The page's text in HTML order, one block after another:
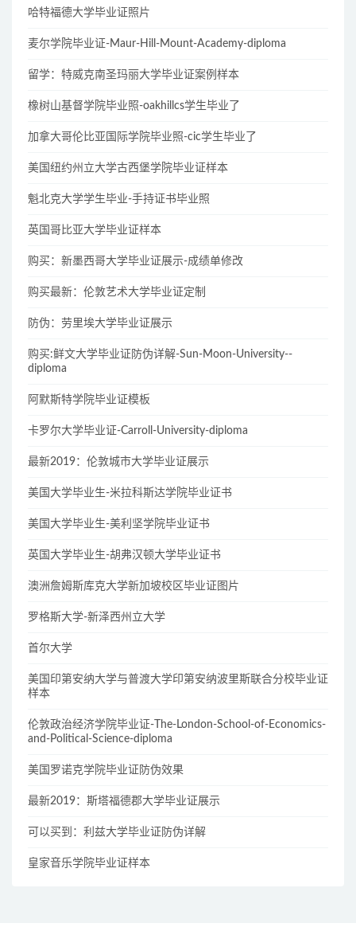
哈特福德大学毕业证照片
麦尔学院毕业证-Maur-Hill-Mount-Academy-diploma
留学：特威克南圣玛丽大学毕业证案例样本
橡树山基督学院毕业照-oakhillcs学生毕业了
加拿大哥伦比亚国际学院毕业照-cic学生毕业了
美国纽约州立大学古西堡学院毕业证样本
魁北克大学学生毕业-手持证书毕业照
英国哥比亚大学毕业证样本
购买：新墨西哥大学毕业证展示-成绩单修改
购买最新：伦敦艺术大学毕业证定制
防伪：劳里埃大学毕业证展示
购买:鲜文大学毕业证防伪详解-Sun-Moon-University--
diploma
阿默斯特学院毕业证模板
卡罗尔大学毕业证-Carroll-University-diploma
最新2019：伦敦城市大学毕业证展示
美国大学毕业生-米拉科斯达学院毕业证书
美国大学毕业生-美利坚学院毕业证书
英国大学毕业生-胡弗汉顿大学毕业证书
澳洲詹姆斯库克大学新加坡校区毕业证图片
罗格斯大学-新泽西州立大学
首尔大学
美国印第安纳大学与普渡大学印第安纳波里斯联合分校毕业证
样本
伦敦政治经济学院毕业证-The-London-School-of-Economics-
and-Political-Science-diploma
美国罗诺克学院毕业证防伪效果
最新2019：斯塔福德郡大学毕业证展示
可以买到：利兹大学毕业证防伪详解
皇家音乐学院毕业证样本